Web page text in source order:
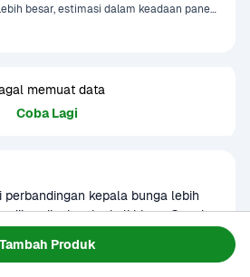
Tambah Produk
190 - 250 gr/pcs, bunga lebih besar, estimasi dalam keadaan panen normal
memuat data
Coba Lagi
perbandingan kepala bunga lebih
dibandingkan brokoli biasa. Cocok
sebagai menu MPASI